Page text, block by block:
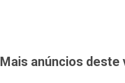
Mais anúncios deste